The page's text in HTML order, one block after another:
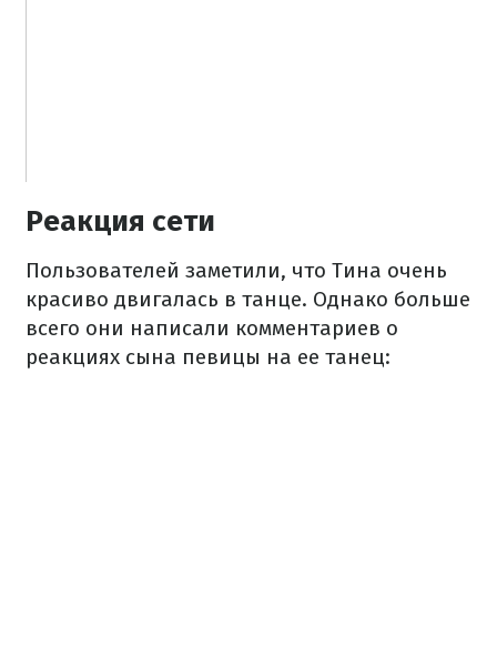
Реакция сети
Пользователей заметили, что Тина очень
красиво двигалась в танце. Однако больше
всего они написали комментариев о
реакциях сына певицы на ее танец: